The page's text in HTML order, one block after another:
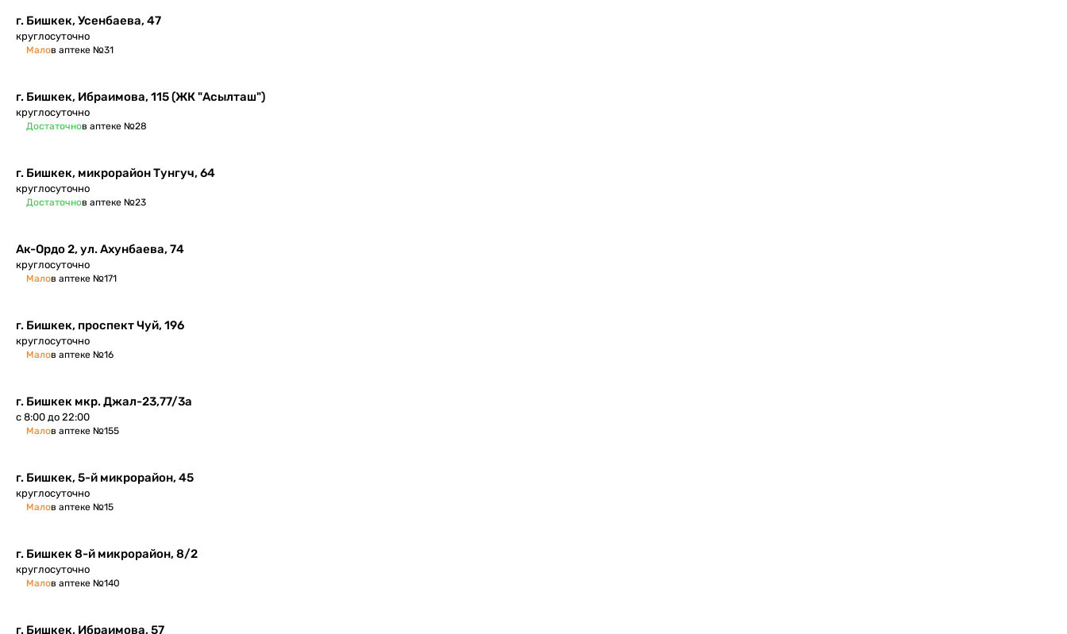
г. Бишкек, Усенбаева, 47
круглосуточно
Малов аптеке №31
г. Бишкек, Ибраимова, 115 (ЖК "Асылташ")
круглосуточно
Достаточнов аптеке №28
г. Бишкек, микрорайон Тунгуч, 64
круглосуточно
Достаточнов аптеке №23
Ак-Ордо 2, ул. Ахунбаева, 74
круглосуточно
Малов аптеке №171
г. Бишкек, проспект Чуй, 196
круглосуточно
Малов аптеке №16
г. Бишкек мкр. Джал-23,77/3а
с 8:00 до 22:00
Малов аптеке №155
г. Бишкек, 5-й микрорайон, 45
круглосуточно
Малов аптеке №15
г. Бишкек 8-й микрорайон, 8/2
круглосуточно
Малов аптеке №140
г. Бишкек, Ибраимова, 57